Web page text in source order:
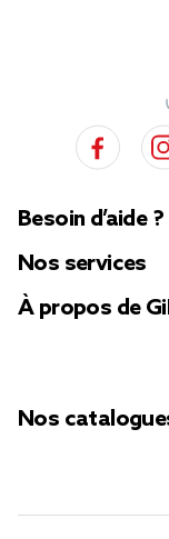
Besoin d’aide ?
Nos services
À propos de
Nos